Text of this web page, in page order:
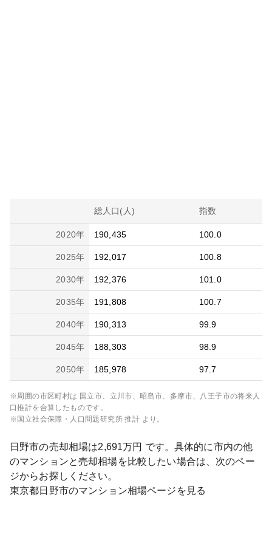
総人口(人) 指数
2020年 190,435 100.0
2025年 192,017 100.8
2030年 192,376 101.0
2035年 191,808 100.7
2040年 190,313 99.9
2045年 188,303 98.9
2050年 185,978 97.7
※周囲の市区町村は 国立市、立川市、昭島市、多摩市、八王子市の将来人
口推計を合算したものです。
※国立社会保障・人口問題研究所 推計 より。
日野市の売却相場は2,691万円 です。具体的に市内の他
のマンションと売却相場を比較したい場合は、次のペー
ジからお探しください。
東京都日野市のマンション相場ページを見る